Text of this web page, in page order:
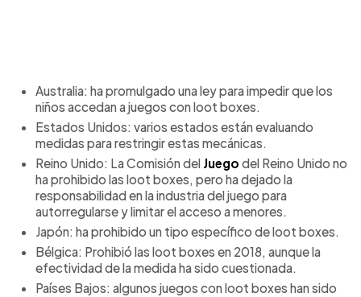
Australia: ha promulgado una ley para impedir que los
niños accedan a juegos con loot boxes.
Estados Unidos: varios estados están evaluando
medidas para restringir estas mecánicas.
Reino Unido: La Comisión del Juego del Reino Unido no
ha prohibido las loot boxes, pero ha dejado la
responsabilidad en la industria del juego para
autorregularse y limitar el acceso a menores.
Japón: ha prohibido un tipo específico de loot boxes.
Bélgica: Prohibió las loot boxes en 2018, aunque la
efectividad de la medida ha sido cuestionada.
Países Bajos: algunos juegos con loot boxes han sido